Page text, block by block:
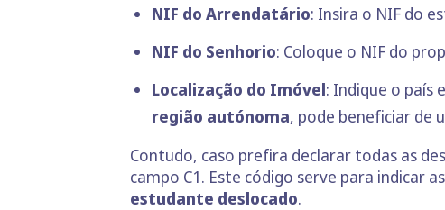
NIF do Arrendatário: Insira o NIF do
NIF do Senhorio: Coloque o NIF do
Localização do Imóvel: Indique o país
região autónoma, pode beneficiar de
Contudo, caso prefira declarar todas as
campo C1. Este código serve para indicar as
estudante deslocado.